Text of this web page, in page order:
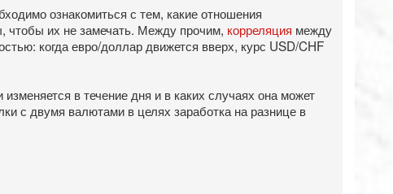
ознакомиться с тем, какие отношения
чтобы их не замечать. Между прочим, корреляция между
когда евро/доллар движется вверх, курс USD/CHF
в течение дня и в каких случаях она может
с двумя валютами в целях заработка на разнице в